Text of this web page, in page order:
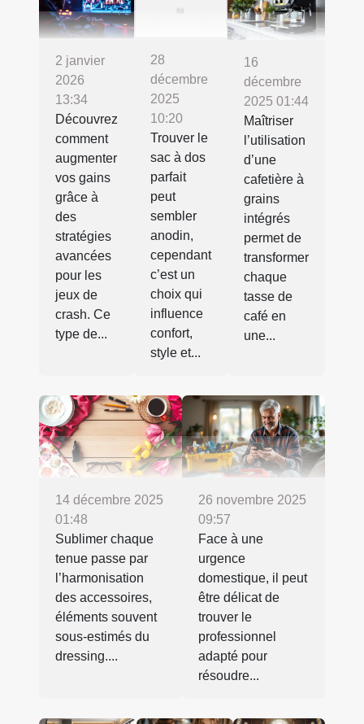
2 janvier
2026
13:34
Découvrez
comment
augmenter
vos gains
grâce à
des
stratégies
avancées
pour les
jeux de
crash. Ce
type de...
28
décembre
2025
10:20
Trouver le
sac à dos
parfait
peut
sembler
anodin,
cependant
c’est un
choix qui
influence
confort,
style et...
16
décembre
2025 01:44
Maîtriser
l’utilisation
d’une
cafetière à
grains
intégrés
permet de
transformer
chaque
tasse de
café en
une...
14 décembre 2025
01:48
Sublimer chaque
tenue passe par
l’harmonisation
des accessoires,
éléments souvent
sous-estimés du
dressing....
26 novembre 2025
09:57
Face à une
urgence
domestique, il peut
être délicat de
trouver le
professionnel
adapté pour
résoudre...